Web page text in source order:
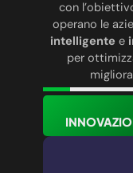
con
operano le
intelligente e
per